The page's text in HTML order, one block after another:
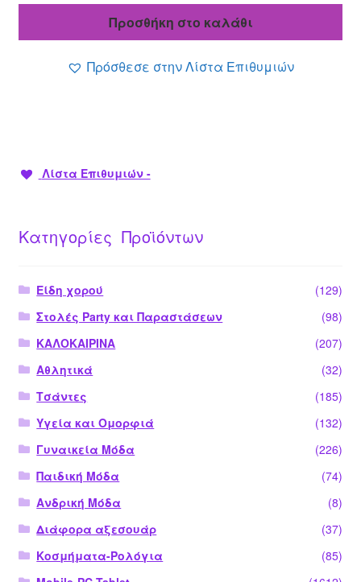
είναι:
Προσθήκη στο καλάθι
Πρόσθεσε στην Λίστα Επιθυμιών
Λίστα Επιθυμιών -
Κατηγορίες Προϊόντων
Είδη χορού
(129)
Στολές Party και Παραστάσεων
(98)
ΚΑΛΟΚΑΙΡΙΝΑ
(207)
Αθλητικά
(32)
Τσάντες
(185)
Υγεία και Ομορφιά
(132)
Γυναικεία Μόδα
(226)
Παιδική Μόδα
(74)
Ανδρική Μόδα
(8)
Διάφορα αξεσουάρ
(37)
Κοσμήματα-Ρολόγια
(85)